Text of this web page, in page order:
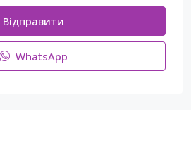
Відправити
WhatsApp